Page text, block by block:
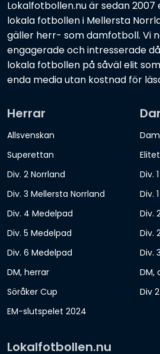
Lokalfotbollen.nu är sedan
lokala fotbollen i Mellersta
gäller herr- som damfotboll. Vi
engagerade och intresserade
lokala fotbollen på såväl elit
enda media utan kostnad för
Herrar
Allsvenskan
Superettan
Div. 2 Norrland
Div. 3 Mellersta Norrland
Div. 4 Medelpad
Div. 5 Medelpad
Div. 6 Medelpad
DM, herrar
Söråker Cup
EM-slutspelet 2024
Div.
Div.
Div.
Div.
Div.
DM,
Div
Lokalfotbollen.nu